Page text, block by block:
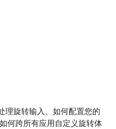
理旋转输入、如何配置您的
何跨所有应用自定义旋转体